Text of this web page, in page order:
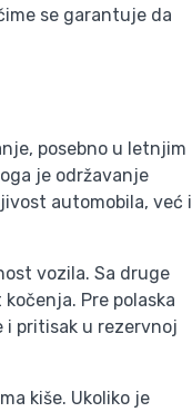
se garantuje da
posebno u letnjim
je održavanje
automobila, već i
vozila. Sa druge
Pre polaska
i pritisak u rezervnoj
kiše. Ukoliko je